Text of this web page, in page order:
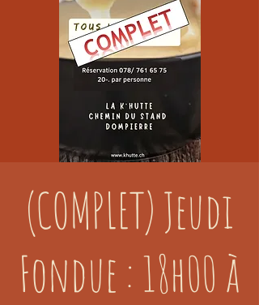
(COMPLET) Jeudi
Fondue : 18h00 à